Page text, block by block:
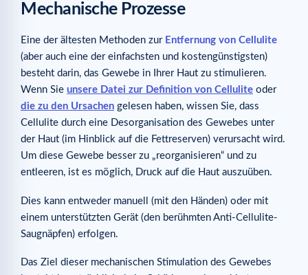
Mesotherapie
Laserverfahren (oder Lichttherapie)
Radiofrequenzen
Der „Subcision“-Prozess
Hyaluronidase-Injektionen
Carboxytherapie („Kohlendioxid-Therapie“)
Körperliche Anstrengung
Kniebeugenübung
Andere Übungen
Hydrotherapie
Mechanische Prozesse
Eine der ältesten Methoden zur Entfernung von Cellulite
(aber auch eine der einfachsten und kostengünstigsten)
besteht darin, das Gewebe in Ihrer Haut zu stimulieren.
Wenn Sie unsere Datei zur Definition von Cellulite oder
die zu den Ursachen gelesen haben, wissen Sie, dass
Cellulite durch eine Desorganisation des Gewebes unter
der Haut (im Hinblick auf die Fettreserven) verursacht wird.
Um diese Gewebe besser zu „reorganisieren“ und zu
entleeren, ist es möglich, Druck auf die Haut auszuüben.
Dies kann entweder manuell (mit den Händen) oder mit
einem unterstützten Gerät (den berühmten Anti-Cellulite-
Saugnäpfen) erfolgen.
Das Ziel dieser mechanischen Stimulation des Gewebes